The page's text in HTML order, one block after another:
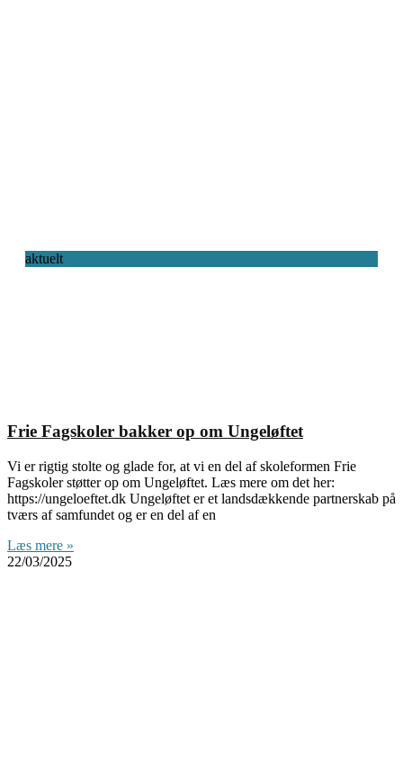
aktuelt
Frie Fagskoler bakker op om Ungeløftet
Vi er rigtig stolte og glade for, at vi en del af skoleformen Frie
Fagskoler støtter op om Ungeløftet. Læs mere om det her:
https://ungeloeftet.dk Ungeløftet er et landsdækkende partnerskab på
tværs af samfundet og er en del af en
Læs mere »
22/03/2025